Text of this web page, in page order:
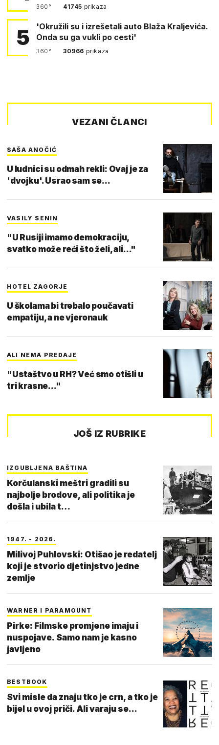
360° 41745 prikaza
5
'Okružili su i izrešetali auto Blaža Kraljevića.
Onda su ga vukli po cesti'
360° 30966 prikaza
VEZANI ČLANCI
SAŠA ANOČIĆ
U ludnici su odmah rekli: Ovaj je za
'dvojku'. Usrao sam se...
VASILY SENIN
"U Rusiji imamo demokraciju,
svatko može reći što želi, ali..."
HOTEL ZAGORJE
U školama bi trebalo poučavati
empatiju, a ne vjeronauk
ALI NEMA PREDAJE
"Ustaštvo u RH? Već smo otišli u
tri krasne..."
JOŠ IZ RUBRIKE
IZGUBLJENA BAŠTINA
Korčulanski meštri gradili su
najbolje brodove, ali politika je
došla i ubila t…
1947. - 2026.
Milivoj Puhlovski: Otišao je redatelj
koji je stvorio djetinjstvo jedne
zemlje
WARNER I PARAMOUNT
Pirke: Filmske promjene imaju i
nuspojave. Samo nam je kasno
javljeno
BESTBOOK
Svi misle da znaju tko je crn, a tko je
bijel u ovoj priči. Ali varaju se...